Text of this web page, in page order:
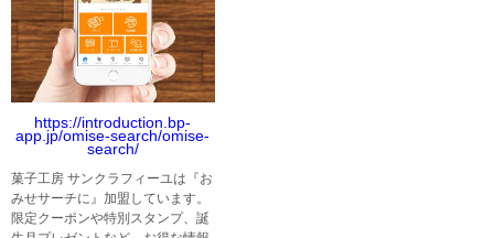
https://introduction.bp-
app.jp/omise-search/omise-
search/
菓子工房 サンクラフィーユは『お
みせサーチに』加盟しています。
限定クーポンや特別スタンプ、誕